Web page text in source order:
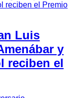
Luis
y
reciben el